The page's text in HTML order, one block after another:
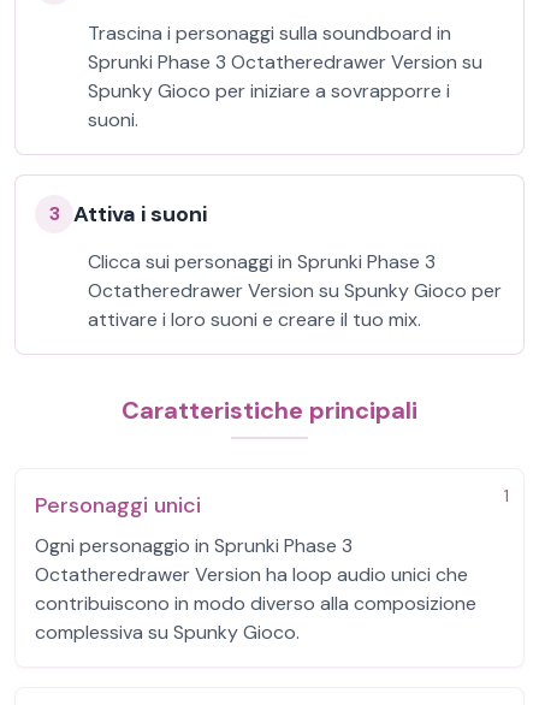
Trascina i personaggi sulla soundboard in
Sprunki Phase 3 Octatheredrawer Version su
Spunky Gioco per iniziare a sovrapporre i
suoni.
3 Attiva i suoni
Clicca sui personaggi in Sprunki Phase 3
Octatheredrawer Version su Spunky Gioco per
attivare i loro suoni e creare il tuo mix.
Caratteristiche principali
1
Personaggi unici
Ogni personaggio in Sprunki Phase 3
Octatheredrawer Version ha loop audio unici che
contribuiscono in modo diverso alla composizione
complessiva su Spunky Gioco.